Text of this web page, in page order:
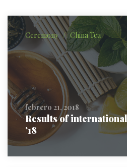
Ceremony / China Tea
febrero 21, 2018
Results of
’18